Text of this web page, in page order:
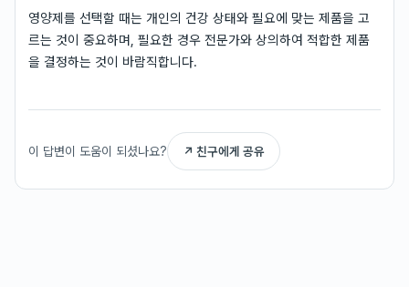
영양제를 선택할 때는 개인의 건강 상태와 필요에 맞는 제품을 고
르는 것이 중요하며, 필요한 경우 전문가와 상의하여 적합한 제품
을 결정하는 것이 바람직합니다.
이 답변이 도움이 되셨나요? ↗ 친구에게 공유